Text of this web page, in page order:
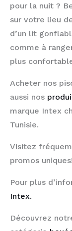
pour la nuit ?
sur votre lieu
d’un lit
comme à
plus
Acheter nos
aussi nos
marque Intex
Tunisie.
Visitez
promos uniques!
Pour plus
Intex.
Découvrez